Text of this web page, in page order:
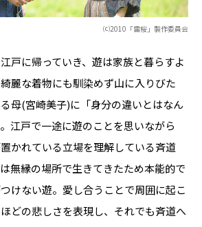
⒞2010「雷桜」製作委員会
戸に帰っていき、遊は家族と暮らすよ
麗な着物にも馴染めず山に入りびた
母(宮崎美子)に「身分の違いとはなん
江戸で一途に遊のことを思いながら
かれている立場を理解している斉道
無縁の場所で生きてきたため本能的で
けない遊。愛し合うことで周囲に起こ
どの悲しさを表現し、それでも斉道へ